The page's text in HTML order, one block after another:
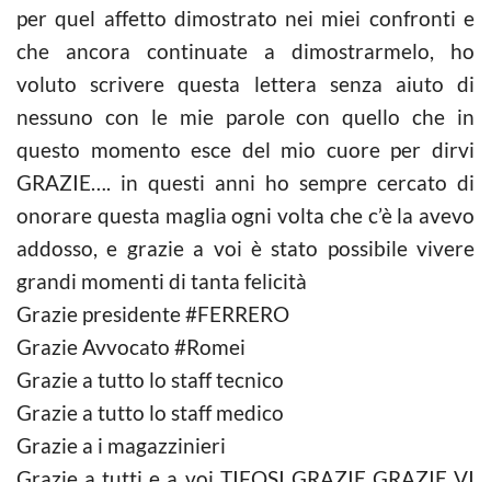
per quel affetto dimostrato nei miei confronti e
che ancora continuate a dimostrarmelo, ho
voluto scrivere questa lettera senza aiuto di
nessuno con le mie parole con quello che in
questo momento esce del mio cuore per dirvi
GRAZIE…. in questi anni ho sempre cercato di
onorare questa maglia ogni volta che c’è la avevo
addosso, e grazie a voi è stato possibile vivere
grandi momenti di tanta felicità
Grazie presidente #FERRERO
Grazie Avvocato #Romei
Grazie a tutto lo staff tecnico
Grazie a tutto lo staff medico
Grazie a i magazzinieri